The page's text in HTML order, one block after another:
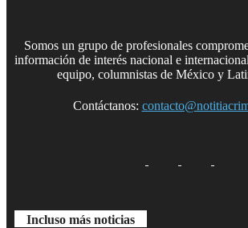
Somos un grupo de profesionales
información de interés nacional e
equipo, columnistas de México y
Contáctanos:
Incluso más noticias